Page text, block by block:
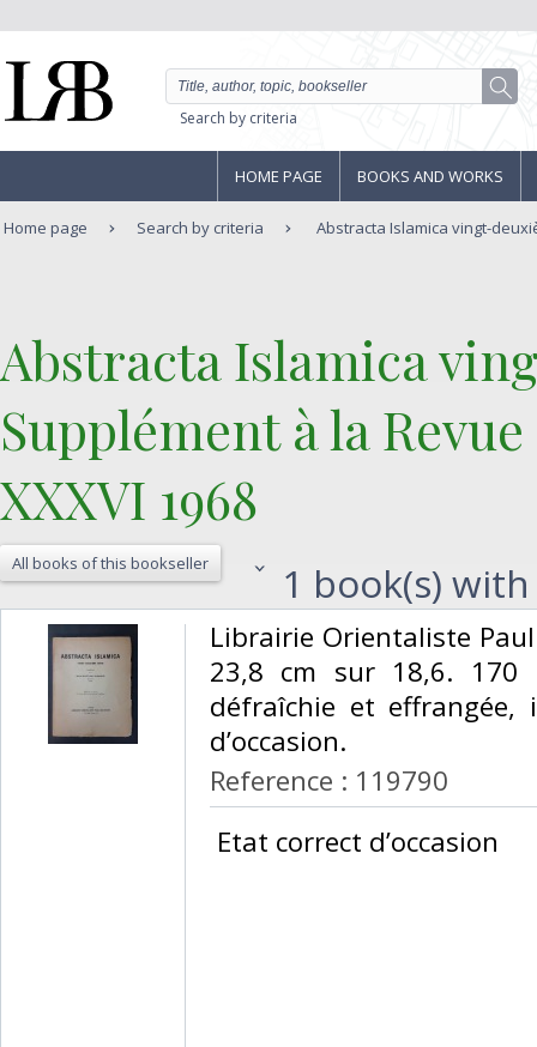
Search by criteria
HOME PAGE BOOKS AND WORKS
Home page Search by criteria Abstracta Islamica vingt-
‎Abstracta Islamica
Supplément à la
XXXVI 1968‎
All books of this bookseller 1 book(s)
‎Librairie Orientaliste
23,8 cm sur 18,6. 170
défraîchie et
d’occasion.‎
Reference : 119790
‎ Etat correct d’occasion ‎